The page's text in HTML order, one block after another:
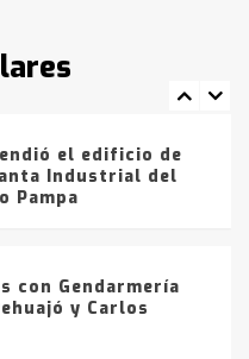
por
de drogas en la
el edificio de
Industrial del
Pampa
con Gendarmería
y Carlos